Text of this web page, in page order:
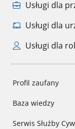
Usługi dla
Usługi dla
Usługi dla
Profil zaufany
Baza wiedzy
Serwis Służby